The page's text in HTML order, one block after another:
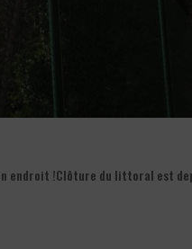
endroit !Clôture du littoral est